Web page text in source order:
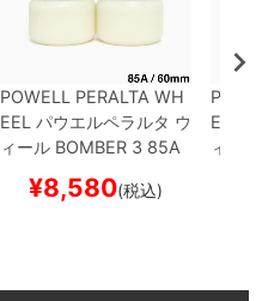
POWELL PERALTA WH
EEL パウエルペラルタ ウ
ィール BOMBER 3 85A
スケボー
¥8,580(税込)
EEL
ィール